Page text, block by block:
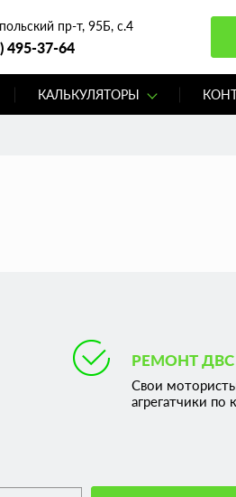
пр-т, 95Б, с.4
495-37-64
КАЛЬКУЛЯТОРЫ
РЕМОНТ
Свои
агрегатчики по